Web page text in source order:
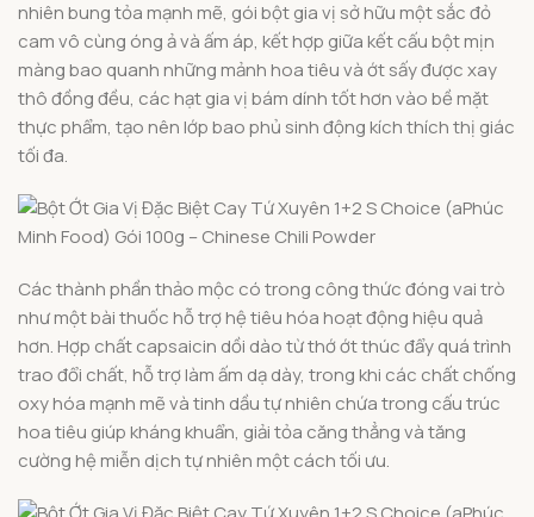
nhiên bung tỏa mạnh mẽ, gói bột gia vị sở hữu một sắc đỏ
cam vô cùng óng ả và ấm áp, kết hợp giữa kết cấu bột mịn
màng bao quanh những mảnh hoa tiêu và ớt sấy được xay
thô đồng đều, các hạt gia vị bám dính tốt hơn vào bề mặt
thực phẩm, tạo nên lớp bao phủ sinh động kích thích thị giác
tối đa.
Các thành phần thảo mộc có trong công thức đóng vai trò
như một bài thuốc hỗ trợ hệ tiêu hóa hoạt động hiệu quả
hơn. Hợp chất capsaicin dồi dào từ thớ ớt thúc đẩy quá trình
trao đổi chất, hỗ trợ làm ấm dạ dày, trong khi các chất chống
oxy hóa mạnh mẽ và tinh dầu tự nhiên chứa trong cấu trúc
hoa tiêu giúp kháng khuẩn, giải tỏa căng thẳng và tăng
cường hệ miễn dịch tự nhiên một cách tối ưu.